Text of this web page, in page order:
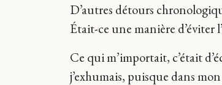
D’autres détours
Était-ce une manière d’éviter
Ce qui m’importait, c’était
j’exhumais, puisque dans